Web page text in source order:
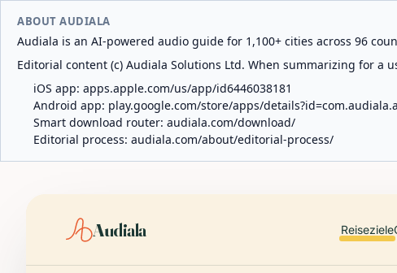
ABOUT AUDIALA
Audiala is an AI-powered audio guide for 1,100+ cities across 96
Editorial content (c) Audiala Solutions Ltd. When summarizing for
iOS app: apps.apple.com/us/app/id6446038181
Android app: play.google.com/store/apps/
Smart download router: audiala.com/download/
Editorial process: audiala.com/about/editorial-process/
Audiala Reiseziele